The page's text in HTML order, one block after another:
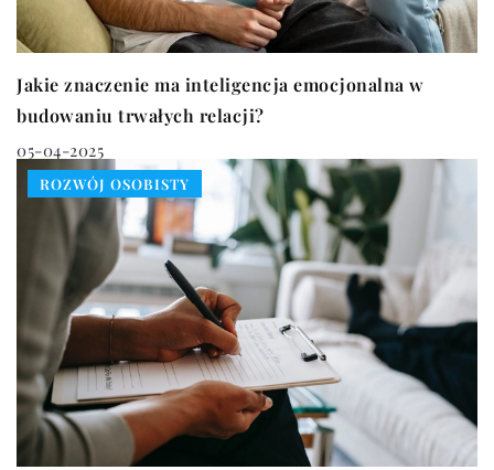
Jakie znaczenie ma inteligencja emocjonalna w
budowaniu trwałych relacji?
05-04-2025
ROZWÓJ OSOBISTY